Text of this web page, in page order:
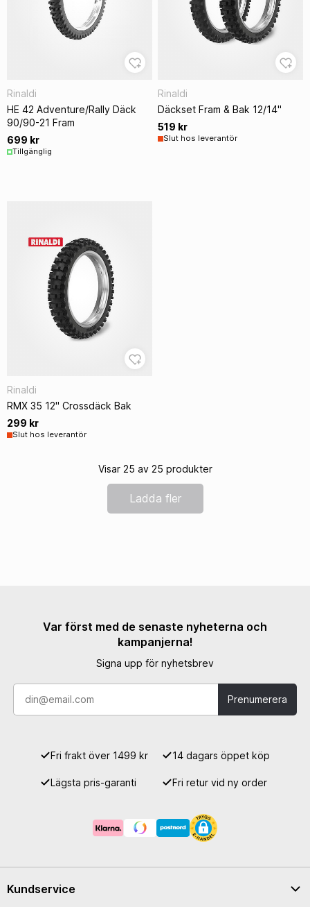
Rinaldi
HE 42 Adventure/Rally Däck
90/90-21 Fram
699 kr
Tillgänglig
Rinaldi
Däckset Fram & Bak 12/14"
519 kr
Slut hos leverantör
Rinaldi
RMX 35 12" Crossdäck Bak
299 kr
Slut hos leverantör
Visar 25 av 25 produkter
Ladda fler
Var först med de senaste nyheterna och
kampanjerna!
Signa upp för nyhetsbrev
Prenumerera
Fri frakt över 1499 kr 14 dagars öppet köp
Lägsta pris-garanti Fri retur vid ny order
Kundservice